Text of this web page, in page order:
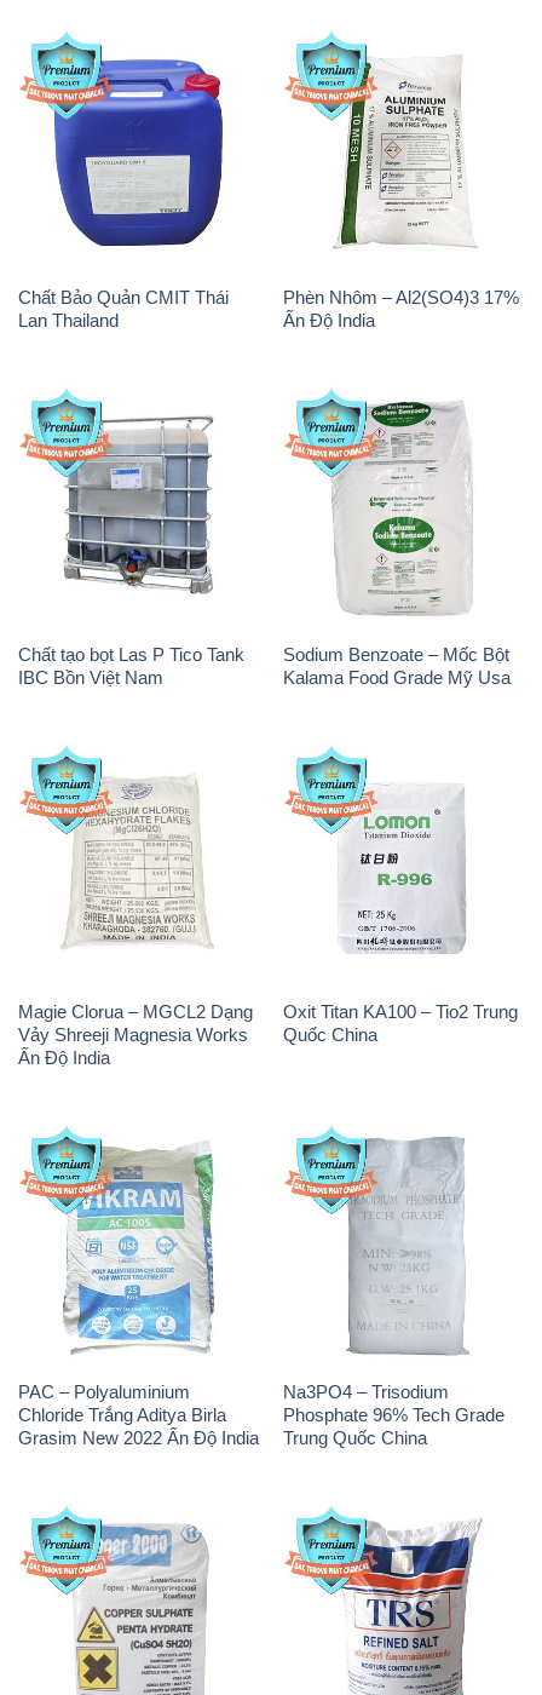
Chất Bảo Quản CMIT Thái
Lan Thailand
Phèn Nhôm – Al2(SO4)3 17%
Ấn Độ India
Chất tạo bọt Las P Tico Tank
IBC Bồn Việt Nam
Sodium Benzoate – Mốc Bột
Kalama Food Grade Mỹ Usa
Magie Clorua – MGCL2 Dạng
Vảy Shreeji Magnesia Works
Ấn Độ India
Oxit Titan KA100 – Tio2 Trung
Quốc China
PAC – Polyaluminium
Chloride Trắng Aditya Birla
Grasim New 2022 Ấn Độ India
Na3PO4 – Trisodium
Phosphate 96% Tech Grade
Trung Quốc China